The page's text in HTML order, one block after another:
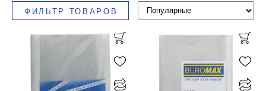
ФИЛЬТР ТОВАРОВ